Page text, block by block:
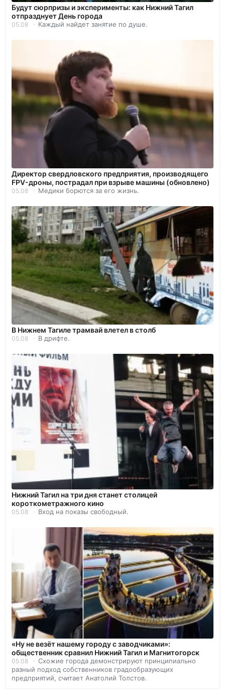
Будут сюрпризы и эксперименты: как Нижний Тагил
отпразднует День города
05.08 Каждый найдет занятие по душе.
Директор свердловского предприятия, производящего
FPV-дроны, пострадал при взрыве машины (обновлено)
05.08 Медики борются за его жизнь.
В Нижнем Тагиле трамвай влетел в столб
05.08 В дрифте.
Нижний Тагил на три дня станет столицей
короткометражного кино
05.08 Вход на показы свободный.
«Ну не везёт нашему городу с заводчиками»:
общественник сравнил Нижний Тагил и Магнитогорск
05.08
Схожие города демонстрируют принципиально
разный подход собственников градообразующих
предприятий, считает Анатолий Толстов.